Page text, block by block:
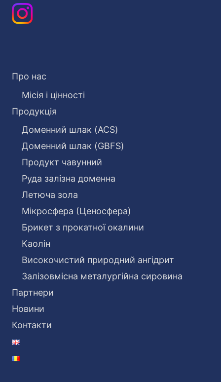
Про нас
Місія і цінності
Продукція
Доменний шлак (ACS)
Доменний шлак (GBFS)
Продукт чавунний
Руда залізна доменна
Летюча зола
Мікросфера (Ценосфера)
Брикет з прокатної окалини
Каолін
Високочистий природний ангідрит
Залізовмісна металургійна сировина
Партнери
Новини
Контакти